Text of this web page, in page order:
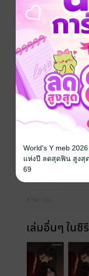
"หลินเยี่ยน" แพทย์นิ
สืบสาว "ซ่งอวี๋หาง"
เข้าใจ พวกเขาทั้งส
จริงที่ซ่อนเร้นมานา
Girl love / Yuri
โรแมนติก สืบส
ซีรีส์
วันที่วางขาย
เล่มอื่นๆ ในซี
World's Y meb
แห่งปี ลดสุดฟิน สูงสุ
69